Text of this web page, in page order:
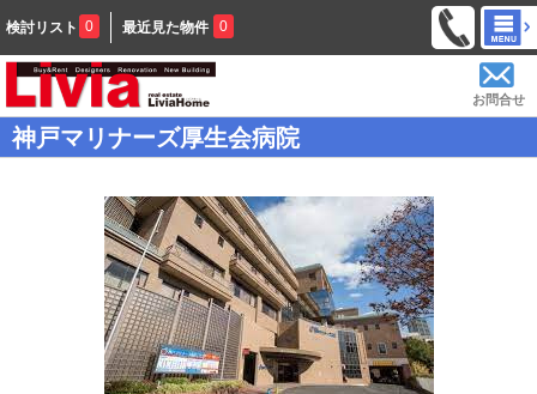
検討リスト 0 最近見た物件 0
お問合せ
神戸マリナーズ厚生会病院